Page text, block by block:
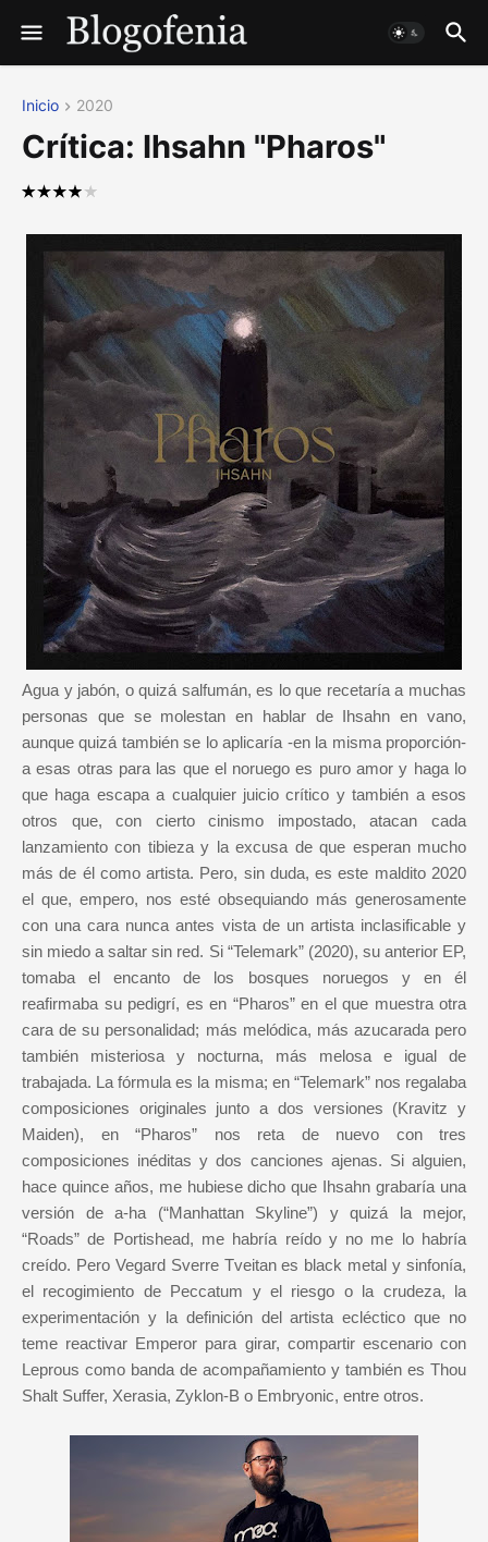
Inicio 2020
Crítica: Ihsahn "Pharos"
Agua y jabón, o quizá salfumán, es lo que recetaría a muchas
personas que se molestan en hablar de Ihsahn en vano,
aunque quizá también se lo aplicaría -en la misma proporción-
a esas otras para las que el noruego es puro amor y haga lo
que haga escapa a cualquier juicio crítico y también a esos
otros que, con cierto cinismo impostado, atacan cada
lanzamiento con tibieza y la excusa de que esperan mucho
más de él como artista. Pero, sin duda, es este maldito 2020
el que, empero, nos esté obsequiando más generosamente
con una cara nunca antes vista de un artista inclasificable y
sin miedo a saltar sin red. Si “Telemark” (2020), su anterior EP,
tomaba el encanto de los bosques noruegos y en él
reafirmaba su pedigrí, es en “Pharos” en el que muestra otra
cara de su personalidad; más melódica, más azucarada pero
también misteriosa y nocturna, más melosa e igual de
trabajada. La fórmula es la misma; en “Telemark” nos regalaba
composiciones originales junto a dos versiones (Kravitz y
Maiden), en “Pharos” nos reta de nuevo con tres
composiciones inéditas y dos canciones ajenas. Si alguien,
hace quince años, me hubiese dicho que Ihsahn grabaría una
versión de a-ha (“Manhattan Skyline”) y quizá la mejor,
“Roads” de Portishead, me habría reído y no me lo habría
creído. Pero Vegard Sverre Tveitan es black metal y sinfonía,
el recogimiento de Peccatum y el riesgo o la crudeza, la
experimentación y la definición del artista ecléctico que no
teme reactivar Emperor para girar, compartir escenario con
Leprous como banda de acompañamiento y también es Thou
Shalt Suffer, Xerasia, Zyklon-B o Embryonic, entre otros.